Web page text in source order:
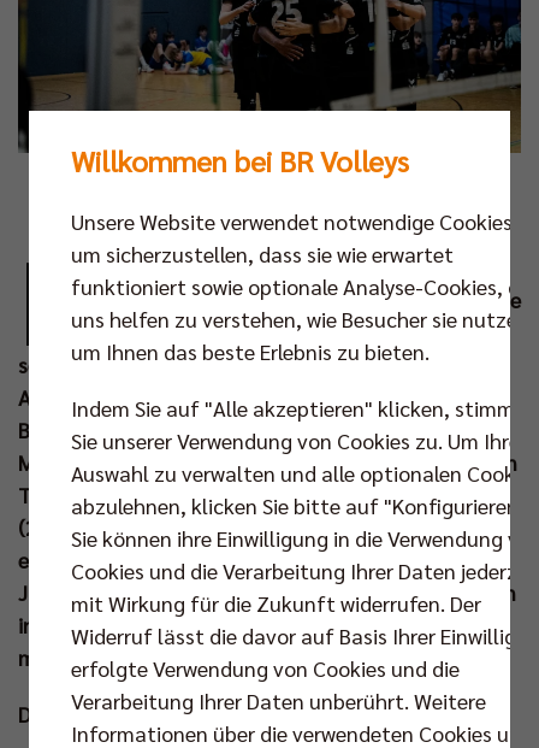
B erlin hat die erste Medaille im
Nachwuchsbereich 2026 gewonnen und diese
schimmert direkt golden! Der Berliner TSC
setzte sich am letzten Wochenende in der
Altersklasse U20 durch und wurde beim vom TV
Bliesen ausgerichteten Bundesfinale Deutscher
Meister 2026. Im Endspiel triumphierte das Team von
Trainer-Legende Michael „Gustav“ Lenck mit 2:0
(25:14, 25:16) gegen DSW Darmstadt. Doch das war
es noch nicht mit den Entscheidungen im
Jugendbereich. Am kommenden Wochenende werden
in der U14 und U18 die Deutschen Meister gesucht -
mit vier Berliner Mannschaften am Start:
Die Deutschen Meisterschaften im Überblick:
Willkommen bei BR Volleys
Unsere Website verwendet notwendige Cookies,
um sicherzustellen, dass sie wie erwartet
funktioniert sowie optionale Analyse-Cookies, die
uns helfen zu verstehen, wie Besucher sie nutzen,
um Ihnen das beste Erlebnis zu bieten.
Indem Sie auf "Alle akzeptieren" klicken, stimmen
Sie unserer Verwendung von Cookies zu. Um Ihre
Auswahl zu verwalten und alle optionalen Cookies
abzulehnen, klicken Sie bitte auf "Konfigurieren".
Sie können ihre Einwilligung in die Verwendung
Cookies und die Verarbeitung Ihrer Daten
mit Wirkung für die Zukunft widerrufen. Der
Widerruf lässt die davor auf Basis Ihrer
erfolgte Verwendung von Cookies und die
Verarbeitung Ihrer Daten unberührt. Weitere
Informationen über die verwendeten Cookies und